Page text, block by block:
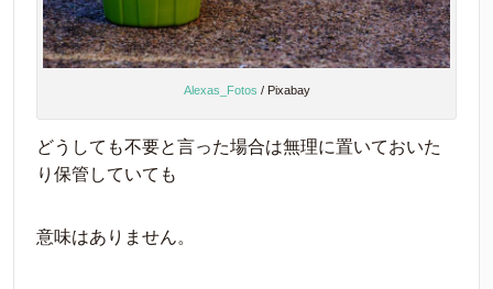
Alexas_Fotos / Pixabay
どうしても不要と言った場合は無理に置いておいた
り保管していても
意味はありません。